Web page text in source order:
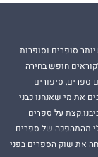
סופרים וסופרות
חופש בחירה
ספרים, סיפורים
את מי שאנחנו כבני
על ספרים
מהמהפכה של ספרים
את שוק הספרים בפני